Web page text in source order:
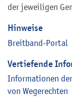
der jeweiligen
Hinweise
Breitband-Portal
Vertiefende
Informationen
von Wegerechten